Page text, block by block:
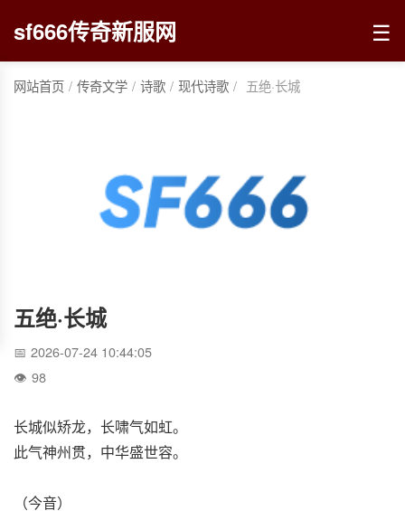
sf666传奇新服网 ☰
网站首页 / 传奇文学 / 诗歌 / 现代诗歌 / 五绝·长城
五绝·长城
2026-07-24 10:44:05
98
长城似矫龙，长啸气如虹。
此气神州贯，中华盛世容。
（今音）